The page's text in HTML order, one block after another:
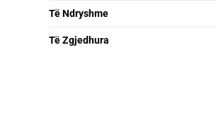
Të Ndryshme
Të Zgjedhura